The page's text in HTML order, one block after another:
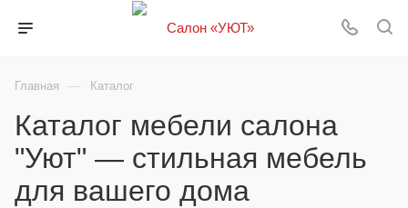
Главная — Каталог
Каталог мебели салона
"Уют" — стильная мебель
для вашего дома